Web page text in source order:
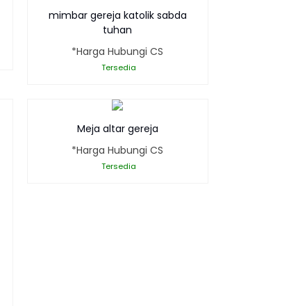
mimbar gereja katolik sabda
tuhan
*Harga Hubungi CS
Tersedia
Meja altar gereja
*Harga Hubungi CS
Tersedia